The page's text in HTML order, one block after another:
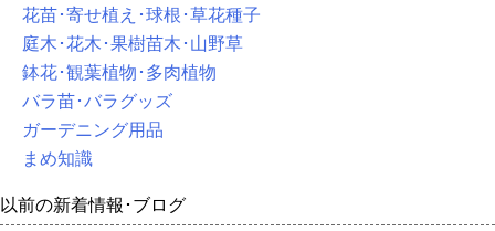
花苗･寄せ植え･球根･草花種子
庭木･花木･果樹苗木･山野草
鉢花･観葉植物･多肉植物
バラ苗･バラグッズ
ガーデニング用品
まめ知識
以前の新着情報･ブログ